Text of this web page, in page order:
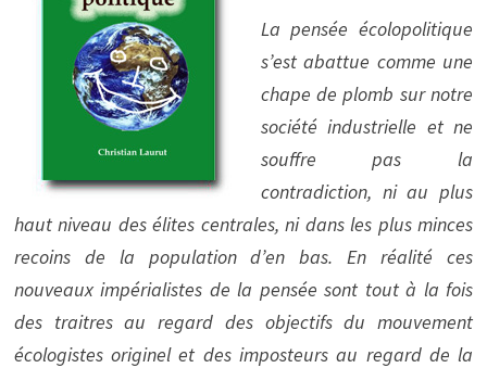
La pensée écolopolitique
s’est abattue comme une
chape de plomb sur notre
société industrielle et ne
souffre pas la
contradiction, ni au plus
haut niveau des élites centrales, ni dans les plus minces
recoins de la population d’en bas. En réalité ces
nouveaux impérialistes de la pensée sont tout à la fois
des traitres au regard des objectifs du mouvement
écologistes originel et des imposteurs au regard de la